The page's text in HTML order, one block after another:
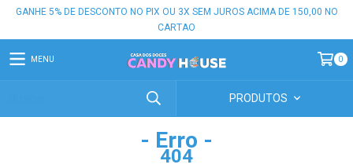
GANHE 5% DE DESCONTO NO PIX OU 3X SEM JUROS ACIMA DE 150,00 NO
CARTAO
MENU 0
PRODUTOS
- Erro -
404